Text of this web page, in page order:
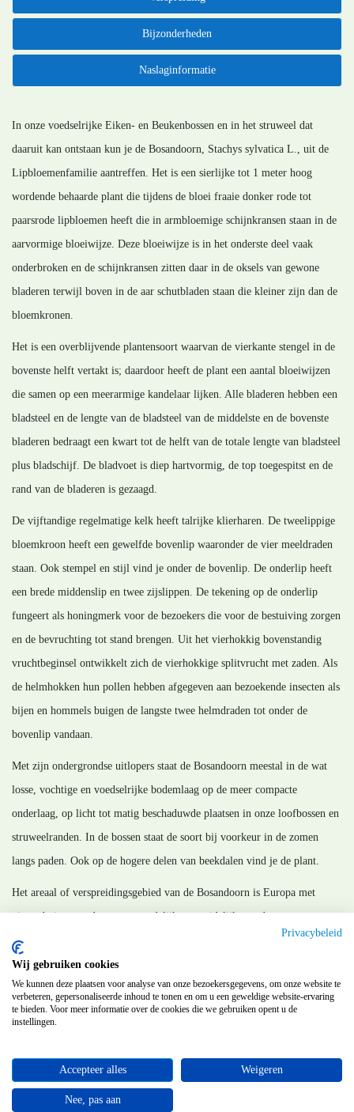
Bijzonderheden
Naslaginformatie
In onze voedselrijke Eiken- en Beukenbossen en in het struweel dat
daaruit kan ontstaan kun je de Bosandoorn, Stachys sylvatica L., uit de
Lipbloemenfamilie aantreffen. Het is een sierlijke tot 1 meter hoog
wordende behaarde plant die tijdens de bloei fraaie donker rode tot
paarsrode lipbloemen heeft die in armbloemige schijnkransen staan in de
aarvormige bloeiwijze. Deze bloeiwijze is in het onderste deel vaak
onderbroken en de schijnkransen zitten daar in de oksels van gewone
bladeren terwijl boven in de aar schutbladen staan die kleiner zijn dan de
bloemkronen.
Het is een overblijvende plantensoort waarvan de vierkante stengel in de
bovenste helft vertakt is; daardoor heeft de plant een aantal bloeiwijzen
die samen op een meerarmige kandelaar lijken. Alle bladeren hebben een
bladsteel en de lengte van de bladsteel van de middelste en de bovenste
bladeren bedraagt een kwart tot de helft van de totale lengte van bladsteel
plus bladschijf. De bladvoet is diep hartvormig, de top toegespitst en de
rand van de bladeren is gezaagd.
De vijftandige regelmatige kelk heeft talrijke klierharen. De tweelippige
bloemkroon heeft een gewelfde bovenlip waaronder de vier meeldraden
staan. Ook stempel en stijl vind je onder de bovenlip. De onderlip heeft
een brede middenslip en twee zijslippen. De tekening op de onderlip
fungeert als honingmerk voor de bezoekers die voor de bestuiving zorgen
en de bevruchting tot stand brengen. Uit het vierhokkig bovenstandig
vruchtbeginsel ontwikkelt zich de vierhokkige splitvrucht met zaden. Als
de helmhokken hun pollen hebben afgegeven aan bezoekende insecten als
bijen en hommels buigen de langste twee helmdraden tot onder de
bovenlip vandaan.
Met zijn ondergrondse uitlopers staat de Bosandoorn meestal in de wat
losse, vochtige en voedselrijke bodemlaag op de meer compacte
onderlaag, op licht tot matig beschaduwde plaatsen in onze loofbossen en
struweelranden. In de bossen staat de soort bij voorkeur in de zomen
langs paden. Ook op de hogere delen van beekdalen vind je de plant.
Het areaal of verspreidingsgebied van de Bosandoorn is Europa met
uitzondering van de meest noordelijke en zuidelijke randen en
aansluitende gebieden in de Kaukasus en Centraal Azië.
MM_120614
Flora van Nederland
Privacybeleid
Wij gebruiken cookies
We kunnen deze plaatsen voor analyse van onze bezoekersgegevens, om onze website te
verbeteren, gepersonaliseerde inhoud te tonen en om u een geweldige website-ervaring
te bieden. Voor meer informatie over de cookies die we gebruiken opent u de
instellingen.
Accepteer alles Weigeren
Nee, pas aan